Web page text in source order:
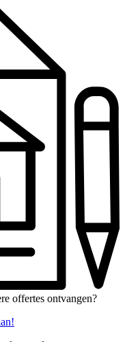
offertes ontvangen?